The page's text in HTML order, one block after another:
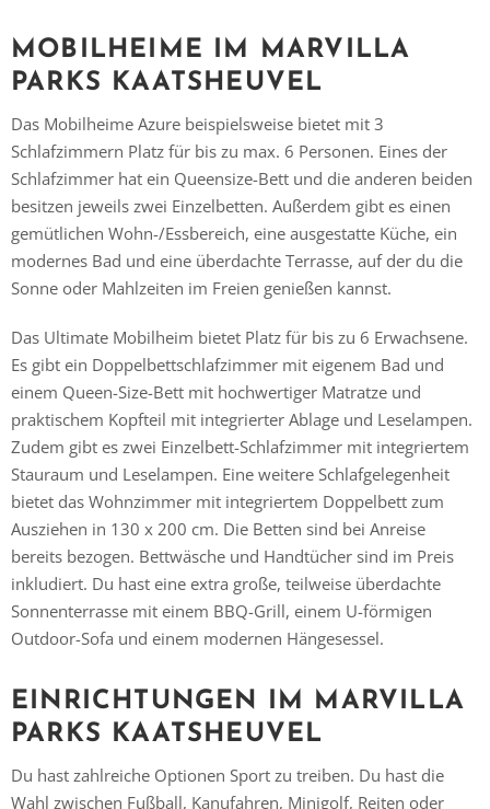
MOBILHEIME IM MARVILLA
PARKS KAATSHEUVEL
Das Mobilheime Azure beispielsweise bietet mit 3
Schlafzimmern Platz für bis zu max. 6 Personen. Eines der
Schlafzimmer hat ein Queensize-Bett und die anderen beiden
besitzen jeweils zwei Einzelbetten. Außerdem gibt es einen
gemütlichen Wohn-/Essbereich, eine ausgestatte Küche, ein
modernes Bad und eine überdachte Terrasse, auf der du die
Sonne oder Mahlzeiten im Freien genießen kannst.
Das Ultimate Mobilheim bietet Platz für bis zu 6 Erwachsene.
Es gibt ein Doppelbettschlafzimmer mit eigenem Bad und
einem Queen-Size-Bett mit hochwertiger Matratze und
praktischem Kopfteil mit integrierter Ablage und Leselampen.
Zudem gibt es zwei Einzelbett-Schlafzimmer mit integriertem
Stauraum und Leselampen. Eine weitere Schlafgelegenheit
bietet das Wohnzimmer mit integriertem Doppelbett zum
Ausziehen in 130 x 200 cm. Die Betten sind bei Anreise
bereits bezogen. Bettwäsche und Handtücher sind im Preis
inkludiert. Du hast eine extra große, teilweise überdachte
Sonnenterrasse mit einem BBQ-Grill, einem U-förmigen
Outdoor-Sofa und einem modernen Hängesessel.
EINRICHTUNGEN IM MARVILLA
PARKS KAATSHEUVEL
Du hast zahlreiche Optionen Sport zu treiben. Du hast die
Wahl zwischen Fußball, Kanufahren, Minigolf, Reiten oder
Vielen Dank für das Abonnieren unseres Newsletters.